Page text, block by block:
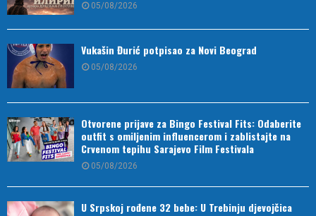
05/08/2026
Vukašin Đurić potpisao za Novi Beograd
05/08/2026
Otvorene prijave za Bingo Festival Fits: Odaberite
outfit s omiljenim influencerom i zablistajte na
Crvenom tepihu Sarajevo Film Festivala
05/08/2026
U Srpskoj rođene 32 bebe: U Trebinju djevojčica